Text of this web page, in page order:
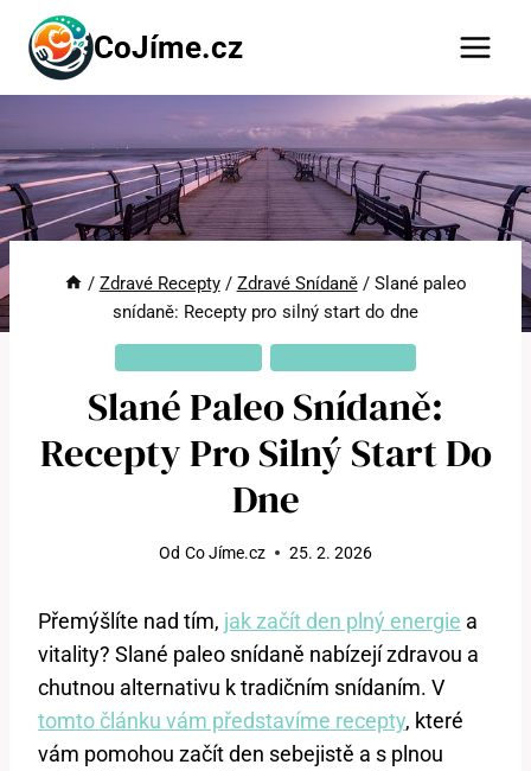
Přeskočit
obsah
CoJíme.cz
/ Zdravé Recepty / Zdravé Snídaně / Slané paleo
snídaně: Recepty pro silný start do dne
Slané Paleo Snídaně:
Recepty Pro Silný Start Do
Dne
Od Co Jíme.cz 25. 2. 2026
Přemýšlíte nad tím, jak začít den plný energie a
vitality? Slané paleo snídaně nabízejí zdravou a
chutnou alternativu k tradičním snídaním. V
tomto článku vám představíme recepty, které
vám pomohou začít den sebejistě a s plnou